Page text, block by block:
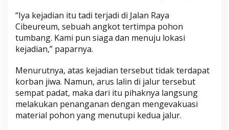
“Iya kejadian itu tadi terjadi di Jalan Raya
Cibeureum, sebuah angkot tertimpa pohon
tumbang. Kami pun siaga dan menuju lokasi
kejadian,” paparnya.
Menurutnya, atas kejadian tersebut tidak terdapat
korban jiwa. Namun, arus lalin di jalur tersebut
sempat padat, maka dari itu pihaknya langsung
melakukan penanganan dengan mengevakuasi
material pohon yang menutupi kedua jalur.